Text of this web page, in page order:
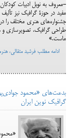
-معروف به نوبل ادبیات
مفید در حوزۀ گرافیک نیز
جشنواره‌های هنری مختلف را در
طراحی گرافیک، تصویرسازی و
ماست.»
ادامه مطلب فرشید مثقالی، هنرمندی
بدعت‌های «محمود
گرافیک نوین ایران